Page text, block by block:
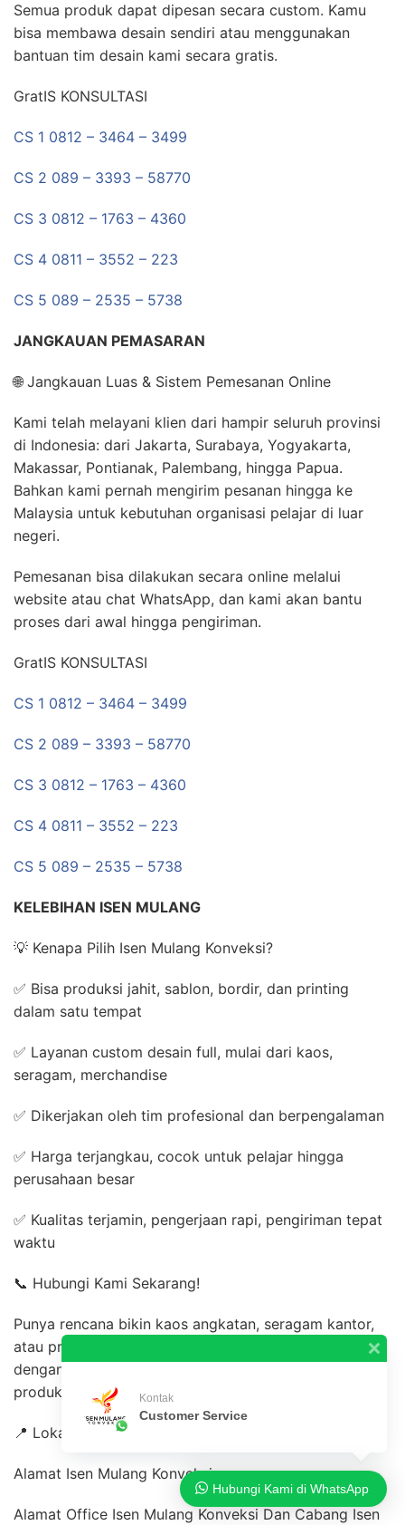
Semua produk dapat dipesan secara custom. Kamu
bisa membawa desain sendiri atau menggunakan
bantuan tim desain kami secara gratis.
GratIS KONSULTASI
CS 1 0812 – 3464 – 3499
CS 2 089 – 3393 – 58770
CS 3 0812 – 1763 – 4360
CS 4 0811 – 3552 – 223
CS 5 089 – 2535 – 5738
JANGKAUAN PEMASARAN
🌐 Jangkauan Luas & Sistem Pemesanan Online
Kami telah melayani klien dari hampir seluruh provinsi
di Indonesia: dari Jakarta, Surabaya, Yogyakarta,
Makassar, Pontianak, Palembang, hingga Papua.
Bahkan kami pernah mengirim pesanan hingga ke
Malaysia untuk kebutuhan organisasi pelajar di luar
negeri.
Pemesanan bisa dilakukan secara online melalui
website atau chat WhatsApp, dan kami akan bantu
proses dari awal hingga pengiriman.
GratIS KONSULTASI
CS 1 0812 – 3464 – 3499
CS 2 089 – 3393 – 58770
CS 3 0812 – 1763 – 4360
CS 4 0811 – 3552 – 223
CS 5 089 – 2535 – 5738
KELEBIHAN ISEN MULANG
💡 Kenapa Pilih Isen Mulang Konveksi?
✅ Bisa produksi jahit, sablon, bordir, dan printing
dalam satu tempat
✅ Layanan custom desain full, mulai dari kaos,
seragam, merchandise
✅ Dikerjakan oleh tim profesional dan berpengalaman
✅ Harga terjangkau, cocok untuk pelajar hingga
perusahaan besar
✅ Kualitas terjamin, pengerjaan rapi, pengiriman tepat
waktu
📞 Hubungi Kami Sekarang!
Punya rencana bikin kaos angkatan, seragam kantor,
atau produk promosi bisnis? Yuk, konsultasikan
dengan kami! Isen Mulang Konveksi siap bantu
produksi dari satuan hingga ribuan pcs.
📍 Lokasi:
Alamat Isen Mulang Konveksi
Alamat Office Isen Mulang Konveksi Dan Cabang Isen
Kontak
Customer Service
Hubungi Kami di WhatsApp